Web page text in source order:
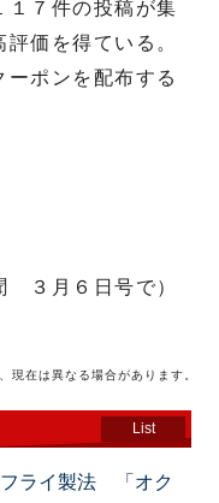
１７件の投稿が集
価を得ている。
ポンを配布する
３月６日号で）
現在は異なる場合があります。
List
ライ製法 「オク